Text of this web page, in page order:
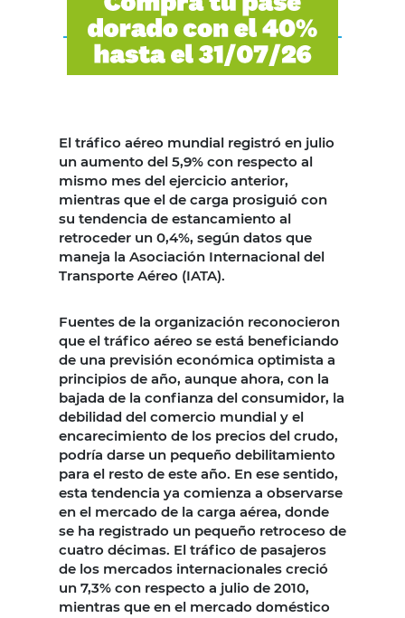
El tráfico aéreo mundial registró en julio
un aumento del 5,9% con respecto al
mismo mes del ejercicio anterior,
mientras que el de carga prosiguió con
su tendencia de estancamiento al
retroceder un 0,4%, según datos que
maneja la Asociación Internacional del
Transporte Aéreo (IATA).
Fuentes de la organización reconocieron
que el tráfico aéreo se está beneficiando
de una previsión económica optimista a
principios de año, aunque ahora, con la
bajada de la confianza del consumidor, la
debilidad del comercio mundial y el
encarecimiento de los precios del crudo,
podría darse un pequeño debilitamiento
para el resto de este año. En ese sentido,
esta tendencia ya comienza a observarse
en el mercado de la carga aérea, donde
se ha registrado un pequeño retroceso de
cuatro décimas. El tráfico de pasajeros
de los mercados internacionales creció
un 7,3% con respecto a julio de 2010,
mientras que en el mercado doméstico